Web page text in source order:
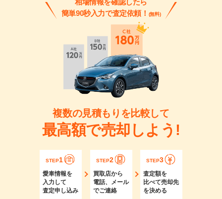
相場情報を確認したら
簡単90秒入力で査定依頼！ (無料)
複数の見積もりを比較して
最高額で売却しよう!
STEP1
愛車情報を
入力して
査定申し込み
STEP2
買取店から
電話、メール
でご連絡
STEP3
査定額を
比べて売却先
を決める